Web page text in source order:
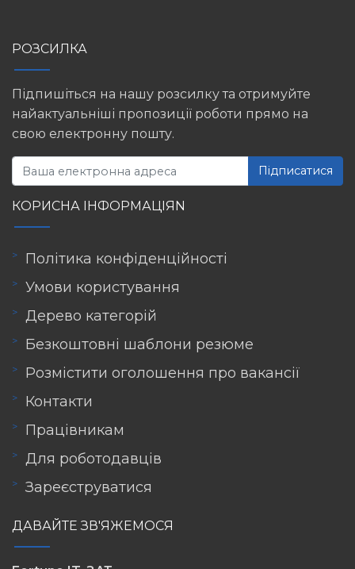
РОЗСИЛКА
Підпишіться на нашу розсилку та отримуйте
найактуальніші пропозиції роботи прямо на
свою електронну пошту.
Підписатися
КОРИСНА ІНФОРМАЦІЯN
Політика конфіденційності
Умови користування
Дерево категорій
Безкоштовні шаблони резюме
Розмістити оголошення про вакансії
Контакти
Працівникам
Для роботодавців
Зареєструватися
ДАВАЙТЕ ЗВ'ЯЖЕМОСЯ